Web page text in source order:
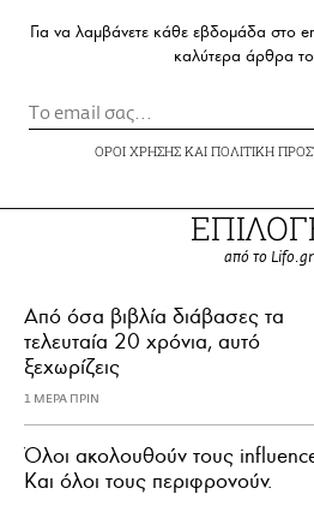
Για να λαμβάνετε κάθε εβδομάδα στο
καλύτερα άρθρα
ΟΡΟΙ ΧΡΗΣΗΣΚΑΙ ΠΟΛΙΤΙΚΗ
από το Lifo.gr
Από όσα βιβλία διάβασες τα
τελευταία 20 χρόνια, αυτό
ξεχωρίζεις
1 ΜΕΡΑ ΠΡΙΝ
Όλοι ακολουθούν τους
Και όλοι τους περιφρονούν.